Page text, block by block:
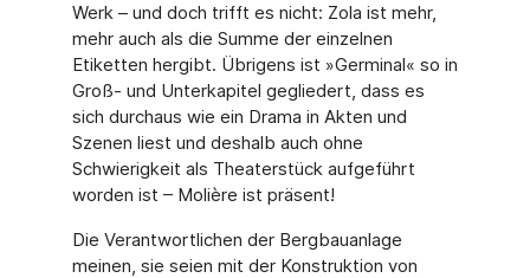
Werk – und doch trifft es nicht: Zola ist mehr,
mehr auch als die Summe der einzelnen
Etiketten hergibt. Übrigens ist »Germinal« so in
Groß- und Unterkapitel gegliedert, dass es
sich durchaus wie ein Drama in Akten und
Szenen liest und deshalb auch ohne
Schwierigkeit als Theaterstück aufgeführt
worden ist – Molière ist präsent!
Die Verantwortlichen der Bergbauanlage
meinen, sie seien mit der Konstruktion von